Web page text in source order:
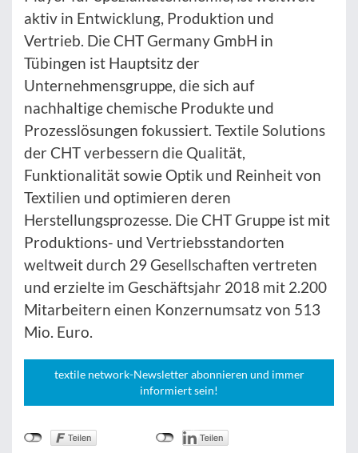
aktiv in Entwicklung, Produktion und
Vertrieb. Die CHT Germany GmbH in
Tübingen ist Hauptsitz der
Unternehmensgruppe, die sich auf
nachhaltige chemische Produkte und
Prozesslösungen fokussiert. Textile Solutions
der CHT verbessern die Qualität,
Funktionalität sowie Optik und Reinheit von
Textilien und optimieren deren
Herstellungsprozesse. Die CHT Gruppe ist mit
Produktions- und Vertriebsstandorten
weltweit durch 29 Gesellschaften vertreten
und erzielte im Geschäftsjahr 2018 mit 2.200
Mitarbeitern einen Konzernumsatz von 513
Mio. Euro.
textile network-Newsletter abonnieren und immer
informiert sein!